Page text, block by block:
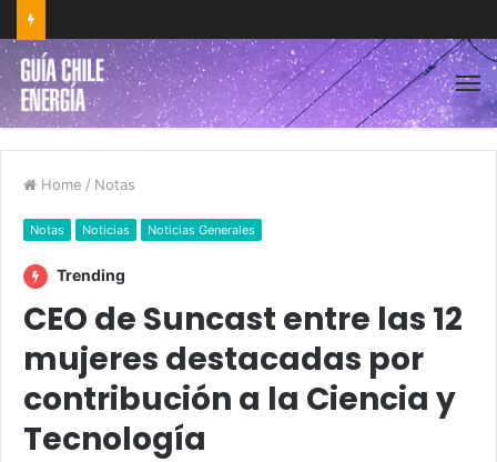
Home / Notas
Notas Noticias Noticias Generales
Trending
CEO de Suncast entre las 12
mujeres destacadas por
contribución a la Ciencia y
Tecnología